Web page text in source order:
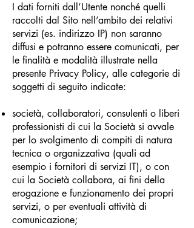
I dati forniti dall’Utente nonché quelli
raccolti dal Sito nell’ambito dei relativi
servizi (es. indirizzo IP) non saranno
diffusi e potranno essere comunicati, per
le finalità e modalità illustrate nella
presente Privacy Policy, alle categorie di
soggetti di seguito indicate:
società, collaboratori, consulenti o liberi
professionisti di cui la Società si avvale
per lo svolgimento di compiti di natura
tecnica o organizzativa (quali ad
esempio i fornitori di servizi IT), o con
cui la Società collabora, ai fini della
erogazione e funzionamento dei propri
servizi, o per eventuali attività di
comunicazione;